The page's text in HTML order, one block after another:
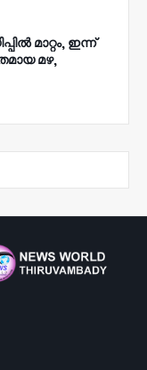
മാറ്റം, ഇന്ന്
മഴ,